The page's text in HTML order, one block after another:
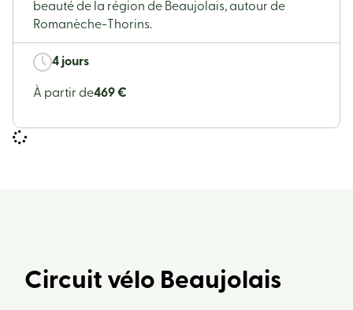
beauté de la région de Beaujolais, autour de
Romanèche-Thorins.
4 jours
À partir de469 €
Circuit vélo Beaujolais